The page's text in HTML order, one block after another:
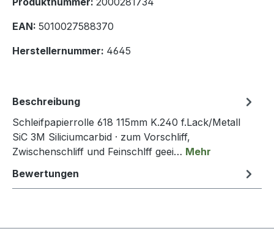
EAN: 5010027588370
Herstellernummer: 4645
Beschreibung
Schleifpapierrolle 618 115mm K.240 f.Lack/Metall
SiC 3M Siliciumcarbid · zum Vorschliff,
Zwischenschliff und Feinschlff geei… Mehr
Bewertungen